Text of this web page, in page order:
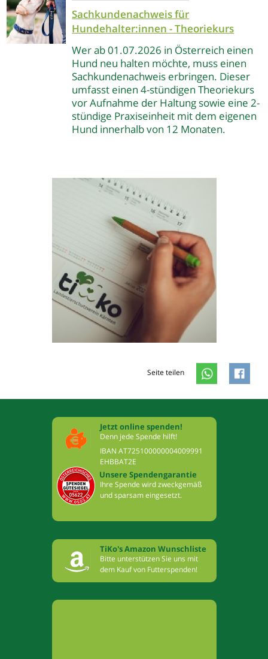
Sachkundenachweis für
Hundehalter:innen - Theoriekurs
Wer ab 01.07.2026 in Österreich einen
Hund neu halten möchte, muss einen
Sachkundenachweis erbringen. Dieser
umfasst einen 4-stündigen Theoriekurs
vor Aufnahme der Haltung sowie eine 2-
stündige Praxiseinheit mit dem eigenen
Hund innerhalb von 12 Monaten.
Seite teilen
Jetzt online spenden!
Denn jede Spende hilft!
IBAN AT725100000004009991
EHBBAT2E
Unsere Spendengarantie
Ihre Spende wird zweckgemäß
und sparsam eingesetzt.
TiKo's Amazon Wunschliste
Bitte unterstützen Sie uns mit
dem Kauf von Futterspenden!